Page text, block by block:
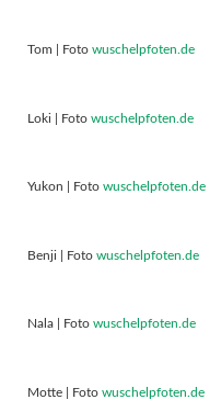
Tom | Foto wuschelpfoten.de
Loki | Foto wuschelpfoten.de
Yukon | Foto wuschelpfoten.de
Benji | Foto wuschelpfoten.de
Nala | Foto wuschelpfoten.de
Motte | Foto wuschelpfoten.de